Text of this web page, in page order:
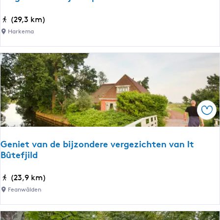
t
t
e
b
o
s
k
B
r
g
n
a
a
r
d
e
r
i
h
e
i
(29,3 km)
Harkema
Geniet van de bijzondere vergezichten van It
Bûtefjild
G
e
i
(23,9 km)
Feanwâlden